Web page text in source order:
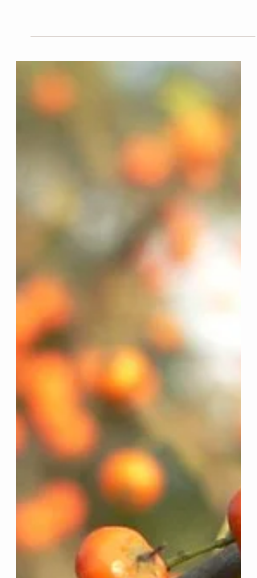
購買時應選擇信譽良好的品牌和供應商，並注